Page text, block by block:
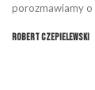
porozmawiamy o
Robert Czepielewski